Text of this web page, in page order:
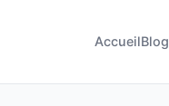
AccueilBlog